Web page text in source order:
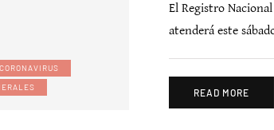
CORONAVIRUS
El Registro
atenderá este
READ MORE